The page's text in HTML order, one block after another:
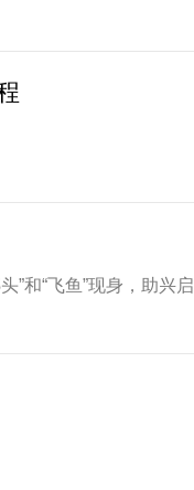
和“飞鱼”现身，助兴启